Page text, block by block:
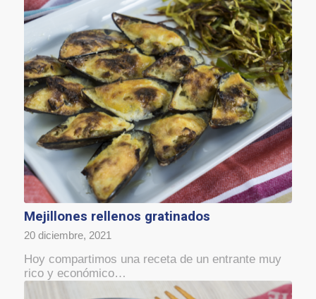
Mejillones rellenos gratinados
20 diciembre, 2021
Hoy compartimos una receta de un entrante muy
rico y económico…